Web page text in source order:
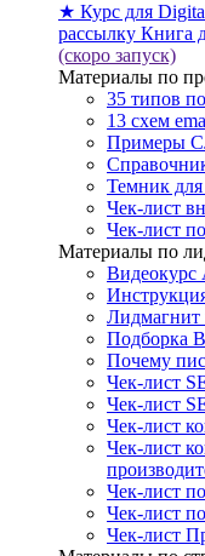
★ Курс для
рассылку Книга
(скоро запуск)
Материалы по
35 типов
13 схем
Примеры
Темник для
Чек-лист
Чек-лист
Материалы по
Видеокурс
Лидмагнит
Подборка
Почему
Чек-лист
Чек-лист
Чек-лист
Чек-лист
Чек-лист
Чек-лист
Чек-лист